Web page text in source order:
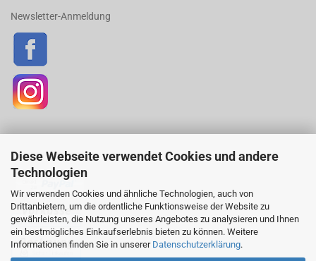
Diese Webseite verwendet Cookies und andere
Technologien
Wir verwenden Cookies und ähnliche Technologien, auch von
Drittanbietern, um die ordentliche Funktionsweise der Website zu
gewährleisten, die Nutzung unseres Angebotes zu analysieren und Ihnen
ein bestmögliches Einkaufserlebnis bieten zu können. Weitere
Informationen finden Sie in unserer Datenschutzerklärung.
Newsletter-Anmeldung
ZAHLUNGSARTEN